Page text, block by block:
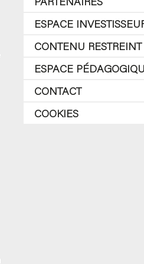
ESPACE
CONTENU RESTREINT
ESPACE
CONTACT
COOKIES